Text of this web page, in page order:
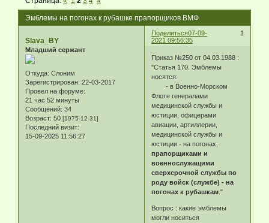
Эмблемы на погонах к рубашке прапорщиков ВМФ
Поделиться 1
07-09-
2021 09:56:35
Slava_BY
Младший сержант
Откуда: Слоним
Зарегистрирован: 22-03-2017
Провел на форуме:
21 час 52 минуты
Сообщений: 34
Возраст: 50 [1975-12-31]
Последний визит:
15-09-2025 11:56:27
Приказ №250 от 04.03.1988 :
"Статья 170. Эмблемы
носятся:
- в Военно-Морском
Флоте генералами
медицинской службы и
юстиции, офицерами
авиации, артиллерии,
медицинской службы и
юстиции - на погонах;
прапорщиками и
военнослужащими
сверхсрочной службы по
роду войск (службе) - на
погонах к рубашкам ."
Вопрос : какие эмблемы
могли носиться